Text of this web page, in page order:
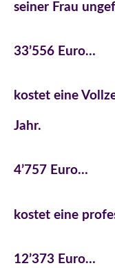
seiner Frau
33’556 Euro…
kostet eine
Jahr.
4’757 Euro…
kostet eine
12’373 Euro…